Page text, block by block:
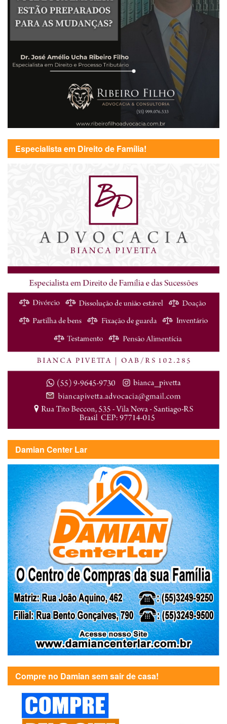
Especialista em Direito de Família!
Damian Center Lar
Compre no Damian sem sair de casa!